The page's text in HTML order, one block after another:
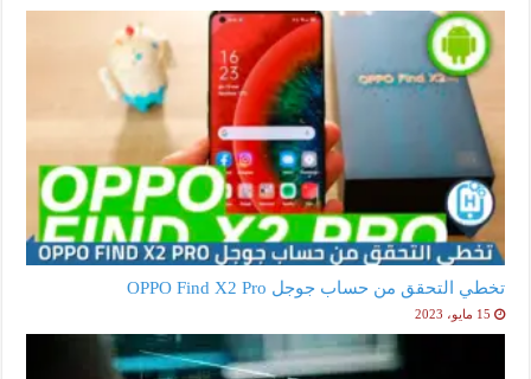
تخطي التحقق من حساب جوجل OPPO Find X2 Pro
15 مايو، 2023